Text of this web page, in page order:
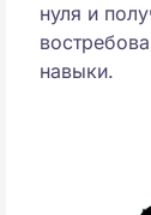
нуля и
навыки.